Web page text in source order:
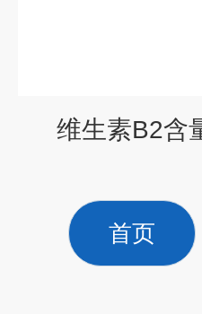
维生素B2含
首页